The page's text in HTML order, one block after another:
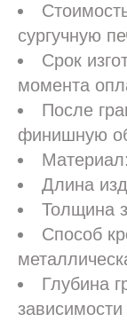
сургучную
Срок
момента
После
финишную
Длина
Толщина
Способ
Глубина